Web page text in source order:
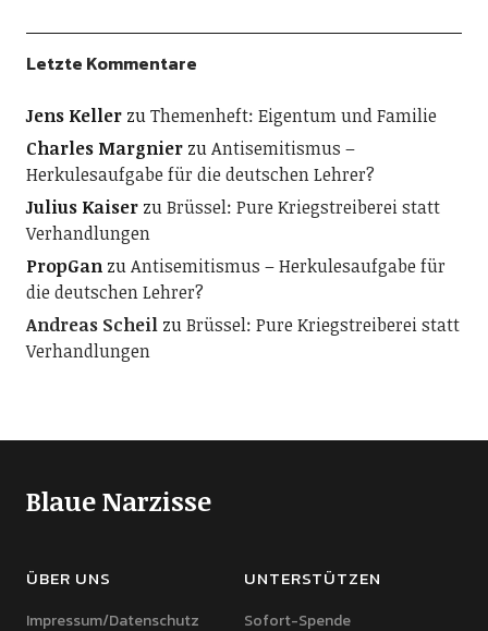
Letzte Kommentare
Jens KellerzuThemenheft: Eigentum und Familie
Charles MargnierzuAntisemitismus –
Herkulesaufgabe für die deutschen Lehrer?
Julius KaiserzuBrüssel: Pure Kriegstreiberei statt
Verhandlungen
PropGanzuAntisemitismus – Herkulesaufgabe für
die deutschen Lehrer?
Andreas ScheilzuBrüssel: Pure Kriegstreiberei statt
Verhandlungen
Blaue Narzisse
ÜBER UNS
Impressum/Datenschutz
UNTERSTÜTZEN
Sofort-Spende